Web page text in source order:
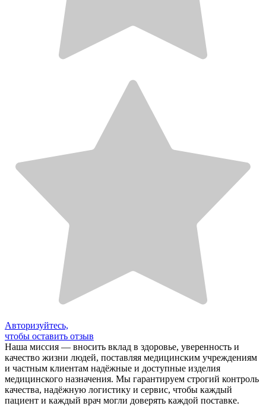
Авторизуйтесь,
чтобы оставить отзыв
Наша миссия — вносить вклад в здоровье, уверенность и
качество жизни людей, поставляя медицинским учреждениям
и частным клиентам надёжные и доступные изделия
медицинского назначения. Мы гарантируем строгий контроль
качества, надёжную логистику и сервис, чтобы каждый
пациент и каждый врач могли доверять каждой поставке.